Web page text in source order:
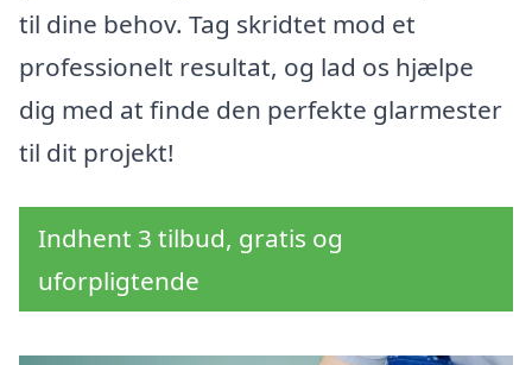
til dine behov. Tag skridtet mod et
professionelt resultat, og lad os hjælpe
dig med at finde den perfekte glarmester
til dit projekt!
Indhent 3 tilbud, gratis og
uforpligtende